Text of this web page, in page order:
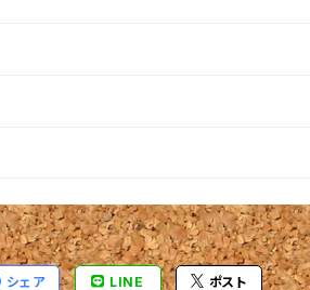
シェア LINE ポスト